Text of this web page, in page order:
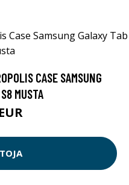
CASE SAMSUNG
MUSTA